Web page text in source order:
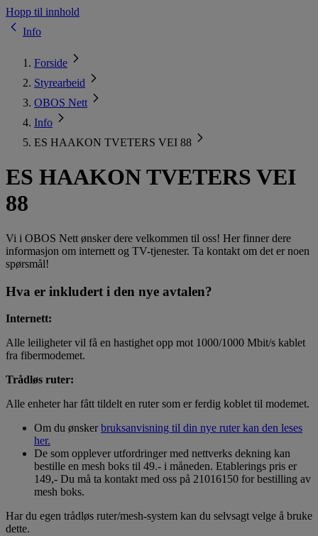
Hopp til innhold
Info
Forside
Styrearbeid
OBOS Nett
Info
ES HAAKON TVETERS VEI 88
ES HAAKON TVETERS VEI
88
Vi i OBOS Nett ønsker dere velkommen til oss! Her finner dere
informasjon om internett og TV-tjenester. Ta kontakt om det er noen
spørsmål!
Hva er inkludert i den nye avtalen?
Internett:
Alle leiligheter vil få en hastighet opp mot 1000/1000 Mbit/s kablet
fra fibermodemet.
Trådløs ruter:
Alle enheter har fått tildelt en ruter som er ferdig koblet til modemet.
Om du ønskerbruksanvisning til din nye ruter kan den leses
her.
De som opplever utfordringer med nettverks dekning kan
bestille en mesh boks til 49.- i måneden. Etablerings pris er
149,- Du må ta kontakt med oss på 21016150 for bestilling av
mesh boks.
Har du egen trådløs ruter/mesh-system kan du selvsagt velge å bruke
dette.